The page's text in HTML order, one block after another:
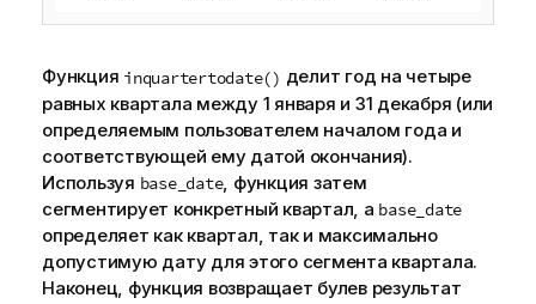
о
р
м
а
ц
и
и
Функция inquartertodate() делит год на четыре
равных квартала между 1 января и 31 декабря (или
определяемым пользователем началом года и
соответствующей ему датой окончания).
Используя base_date, функция затем
сегментирует конкретный квартал, а base_date
определяет как квартал, так и максимально
допустимую дату для этого сегмента квартала.
Наконец, функция возвращает булев результат